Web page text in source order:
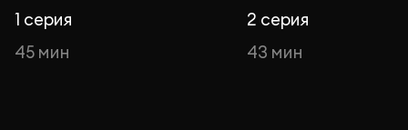
1 серия
45 мин
2 серия
43 мин